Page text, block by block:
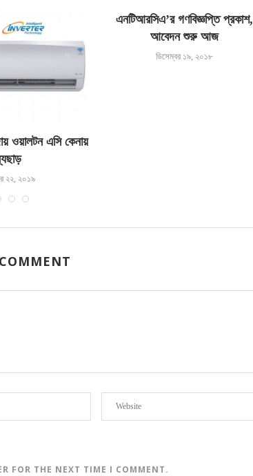
ওয়ালটন এসি কেনায়
২২, ২০১৯
এনটিআরসিএ’র গণবিজ্ঞপ্তি প্রকাশ,
আবেদন শুরু আজ
ডিসেম্বর ১৯, ২০১৮
FOR THE NEXT TIME I COMMENT.